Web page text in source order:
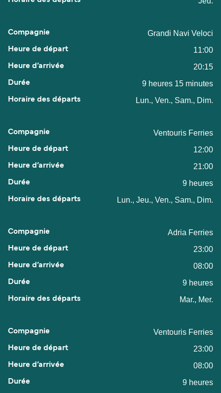
Grandi Navi Veloci
11:00
20:15
9 heures 15 minutes
Lun., Ven., Sam., Dim.
Ventouris Ferries
12:00
21:00
9 heures
Lun., Jeu., Ven., Sam., Dim.
Adria Ferries
23:00
08:00
9 heures
Mar., Mer.
Ventouris Ferries
23:00
08:00
9 heures